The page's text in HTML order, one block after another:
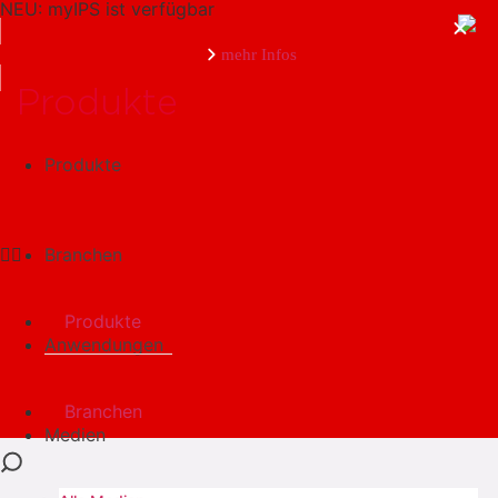
NEU: myIPS ist verfügbar
mehr Infos
Produkte
Branchen
Anwendungen
Medien
Produkte
Branchen
Produkte